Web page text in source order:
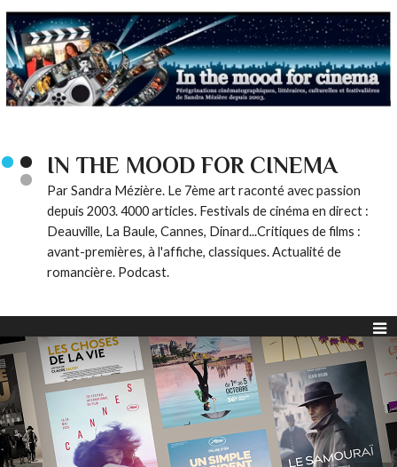
IN THE MOOD FOR CINEMA
Par Sandra Mézière. Le 7ème art raconté avec passion
depuis 2003. 4000 articles. Festivals de cinéma en direct :
Deauville, La Baule, Cannes, Dinard...Critiques de films :
avant-premières, à l'affiche, classiques. Actualité de
romancière. Podcast.